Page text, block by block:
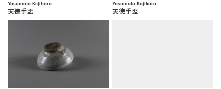
Yasumoto Kajihara
天徳手盃
Yasumoto Kajihara
天徳手盃